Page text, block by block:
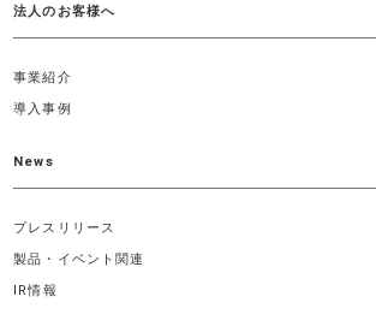
法人のお客様へ
事業紹介
導入事例
News
プレスリリース
製品・イベント関連
IR情報